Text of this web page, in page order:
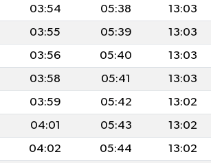
03:54 05:38 13:03
03:55 05:39 13:03
03:56 05:40 13:03
03:58 05:41 13:03
03:59 05:42 13:02
04:01 05:43 13:02
04:02 05:44 13:02